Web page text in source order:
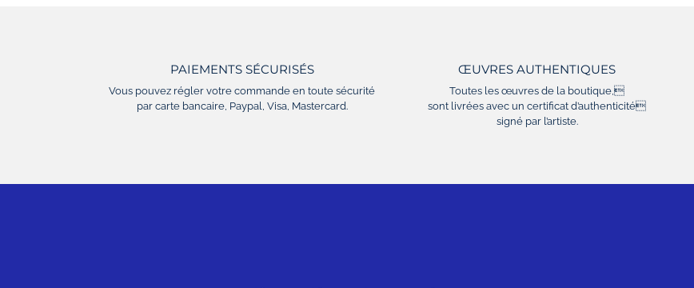
PAIEMENTS SÉCURISÉS
Vous pouvez régler votre commande en toute sécurité
par carte bancaire, Paypal, Visa, Mastercard.
ŒUVRES AUTHENTIQUES
Toutes les œuvres de la boutique,
sont livrées avec un certificat d’authenticité
signé par l’artiste.